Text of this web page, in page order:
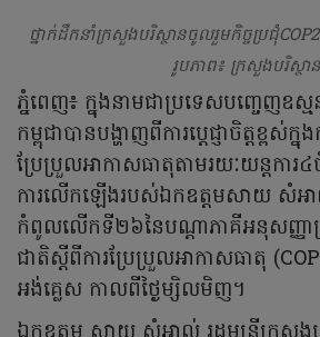
ថ្នាក់ដឹកនាំក្រសួងបរិស្ថានចូលរួមកិច្ចប្រជុំ
រូបភាព៖ ក្រសួងបរិស្ថាន
ភ្នំពេញ៖ ក្នុងនាមជាប្រទេសបញ្ចេញឧស្
កម្ពុជាបានបង្ហាញពីការប្តេជ្ញាចិត្តខ្ពស់ក្
ប្រែប្រួលអាកាសធាតុតាមរយៈយន្តកា
ការលើកឡើងរបស់ឯកឧត្តមសាយ សំអាល់
កំពូលលើកទី២៦នៃបណ្តាភាគីអនុសញ្ញ
ជាតិស្តីពីការប្រែប្រួលអាកាសធាតុ
អង់គ្លេស កាលពីថ្ងៃម្សិលមិញ។